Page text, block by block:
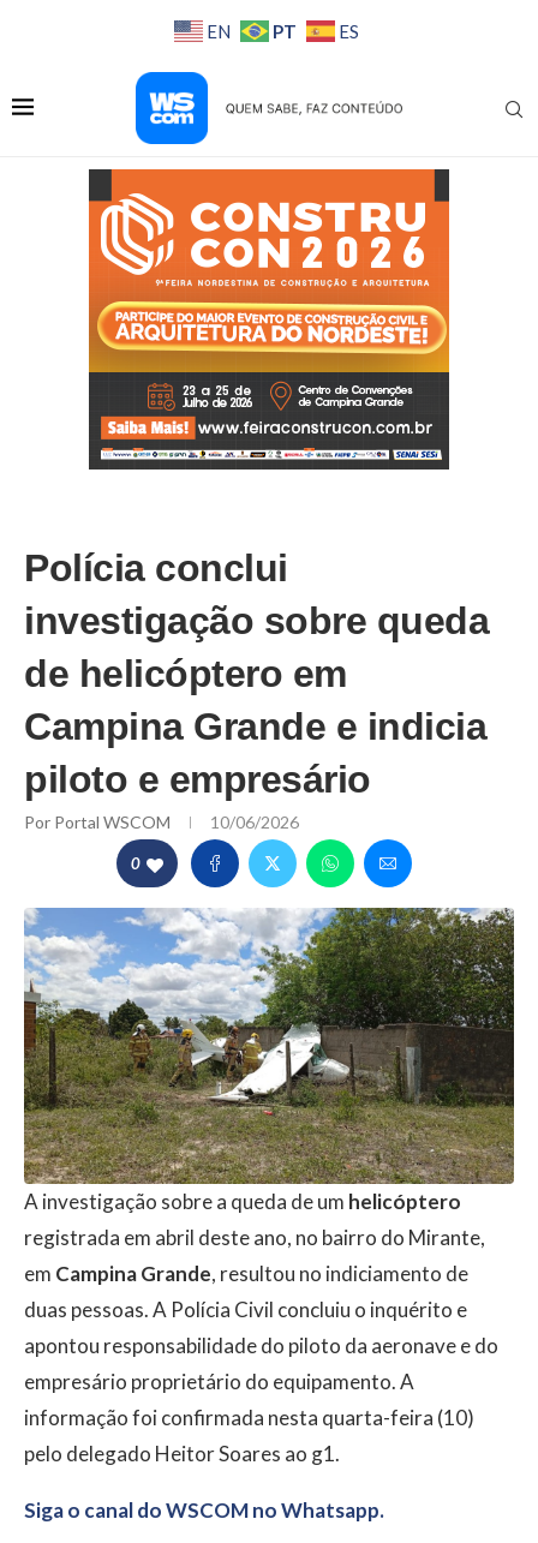
EN PT ES
Polícia conclui
investigação sobre queda
de helicóptero em
Campina Grande e indicia
piloto e empresário
Por Portal WSCOM 10/06/2026
0
A investigação sobre a queda de um helicóptero
registrada em abril deste ano, no bairro do Mirante,
em Campina Grande, resultou no indiciamento de
duas pessoas. A Polícia Civil concluiu o inquérito e
apontou responsabilidade do piloto da aeronave e do
empresário proprietário do equipamento. A
informação foi confirmada nesta quarta-feira (10)
pelo delegado Heitor Soares ao g1.
Siga o canal do WSCOM no Whatsapp.